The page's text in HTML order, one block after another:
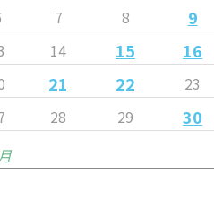
7 8 9
14 15 16
21 22 23
28 29 30